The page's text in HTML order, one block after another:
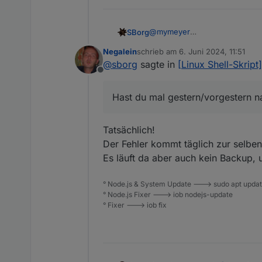
SBorg@mymeyer
Fehler beim Lesen der
ist das Problem. Der Teil vor
Aufruf" ist sehr aussagekräftig
Hast du mal gestern/
Offline
Negaleinschrieb am 6. Juni 2024, 11:51
zuletzt editiert von
@sborg sagte in [Linux Shell-
Hast du mal gestern/vorgestern
Tatsächlich!
Der Fehler kommt täglich zur
Es läuft da aber auch kein Backup,
° Node.js & System Update ---> sudo apt
° Node.js Fixer ---> iob nodejs-update
° Fixer ---> iob fix